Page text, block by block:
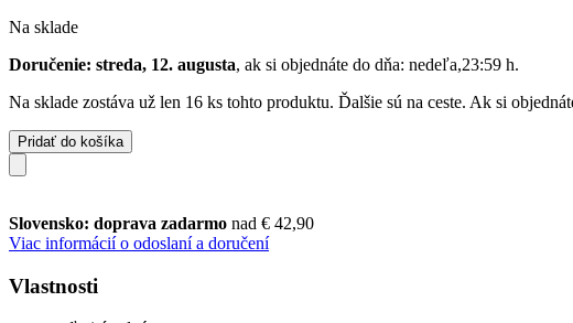
Na sklade
Doručenie: streda, 12. augusta, ak si objednáte do dňa: nedeľa,23:59 h.
Na sklade zostáva už len 16 ks tohto produktu. Ďalšie sú na ceste. Ak si
Pridať do košíka
Slovensko: doprava zadarmo nad € 42,90
Viac informácií o odoslaní a doručení
Vlastnosti